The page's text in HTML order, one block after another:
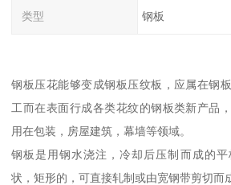
类型 钢板
钢板压花能够变成钢板压纹板，应属在钢
工而在表面行成各类花纹的钢板类新产品
用在包装，房屋建筑，幕墙等领域。
钢板是用钢水浇注，冷却后压制而成的
状，矩形的，可直接轧制或由宽钢带剪切而